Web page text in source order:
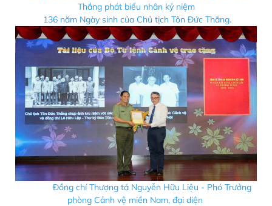
Thắng phát biểu nhân kỷ niệm
136 năm Ngày sinh của Chủ tịch Tôn Đức Thắng.
Đồng chí Thượng tá Nguyễn Hữu Liệu - Phó Trưởng
phòng Cảnh vệ miền Nam, đại diện